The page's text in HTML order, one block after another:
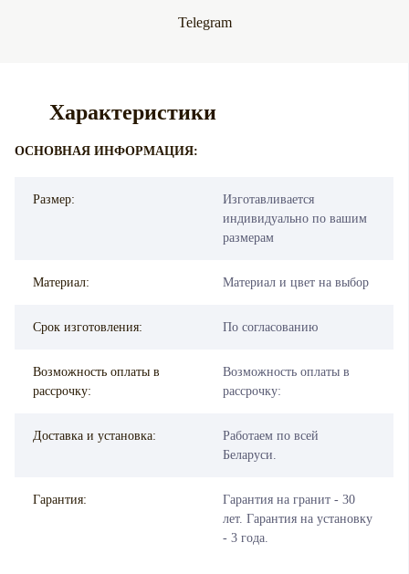
Telegram
Характеристики
ОСНОВНАЯ ИНФОРМАЦИЯ:
Размер:
Изготавливается
индивидуально по вашим
размерам
Материал: Материал и цвет на выбор
Срок изготовления: По согласованию
Возможность оплаты в
рассрочку:
Возможность оплаты в
рассрочку:
Доставка и установка:
Работаем по всей
Беларуси.
Гарантия:
Гарантия на гранит - 30
лет. Гарантия на установку
- 3 года.